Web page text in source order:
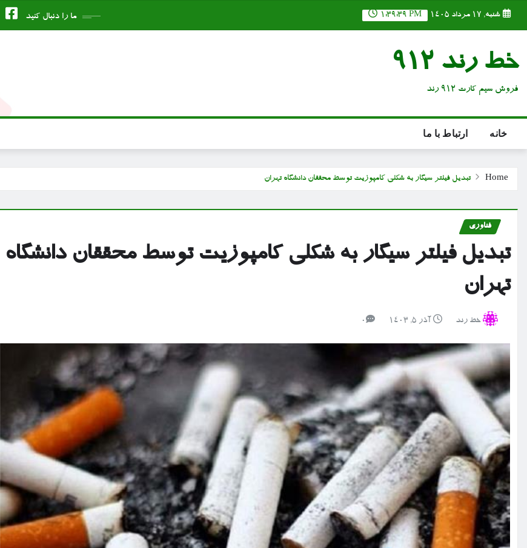
شنبه, ۱۷ مرداد ۱۴۰۵ 1:39:40 PM ما را دنبال کنید
خط رند 912
فروش سیم کارت 912 رند
خانه ارتباط با ما
Home تبدیل فیلتر سیگار به شکلی کامپوزیت توسط محققان دانشگاه تهران
فناوری
تبدیل فیلتر سیگار به شکلی کامپوزیت توسط محققان دانشگاه
تهران
خط رند آذر ۵, ۱۴۰۳ 0